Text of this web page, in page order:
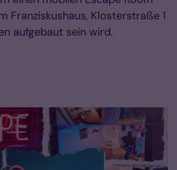
Franziskushaus, Klosterstraße 1
aufgebaut sein wird.